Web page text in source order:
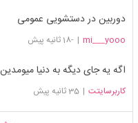
دوربین در دستشویی عمومی
mi___yooo
| -18 ثانیه پیش
اگه یه جای دیگه به دنیا میومدین
کاربرسایتت | 35 ثانیه پیش